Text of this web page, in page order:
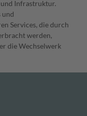
Infrastruktur.
und
Services, die durch
werden,
die Wechselwerk